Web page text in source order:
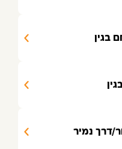
בגין
דרך נמיר